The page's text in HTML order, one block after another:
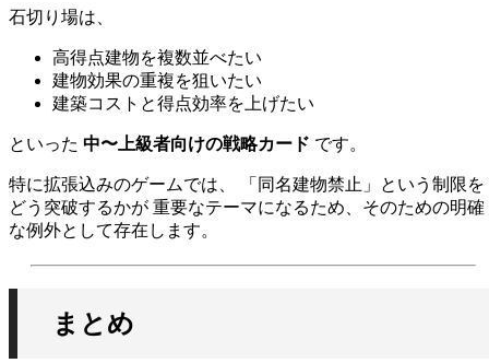
石切り場は、
高得点建物を複数並べたい
建物効果の重複を狙いたい
建築コストと得点効率を上げたい
といった 中〜上級者向けの戦略カード です。
特に拡張込みのゲームでは、 「同名建物禁止」という制限を
どう突破するかが 重要なテーマになるため、そのための明確
な例外として存在します。
まとめ